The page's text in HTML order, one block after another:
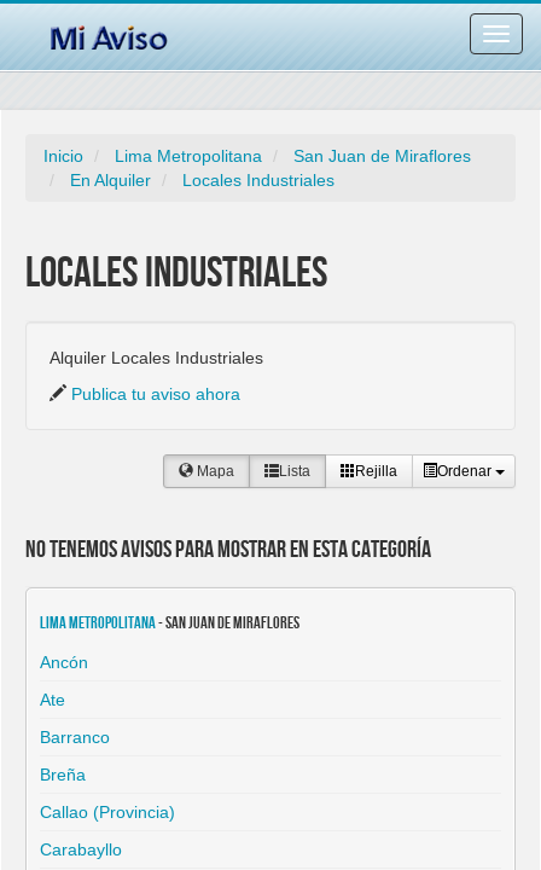
barra
Inicio Lima Metropolitana
San Juan de Miraflores
En Alquiler
Locales Industriales
Locales Industriales
Alquiler Locales Industriales
Publica tu aviso ahora
Mapa Lista Rejilla Ordenar
No tenemos avisos para mostrar en esta categoría
Lima Metropolitana- San Juan de Miraflores
Ancón
Ate
Barranco
Breña
Callao (Provincia)
Carabayllo